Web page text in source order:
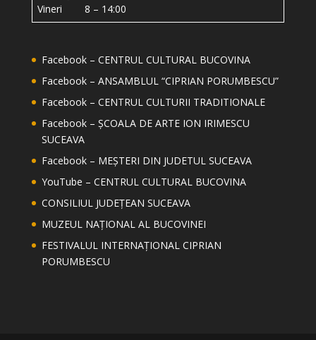
Vineri 8 – 14:00
Facebook – CENTRUL CULTURAL BUCOVINA
Facebook – ANSAMBLUL “CIPRIAN PORUMBESCU”
Facebook – CENTRUL CULTURII TRADITIONALE
Facebook – ȘCOALA DE ARTE ION IRIMESCU
SUCEAVA
Facebook – MEȘTERI DIN JUDETUL SUCEAVA
YouTube – CENTRUL CULTURAL BUCOVINA
CONSILIUL JUDEȚEAN SUCEAVA
MUZEUL NAȚIONAL AL BUCOVINEI
FESTIVALUL INTERNAȚIONAL CIPRIAN
PORUMBESCU